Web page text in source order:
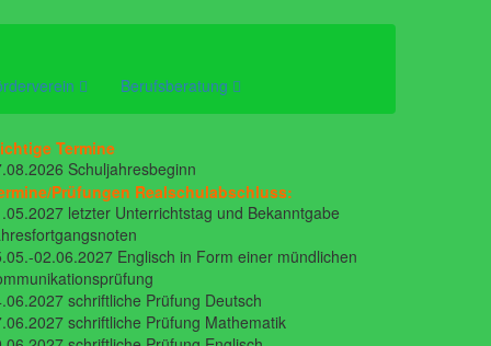
Berufsberatung
Termine
Schuljahresbeginn
Prüfungen Realschulabschluss:
letzter Unterrichtstag und Bekanntgabe
02.06.2027 Englisch in Form einer mündlichen
schriftliche Prüfung Deutsch
schriftliche Prüfung Mathematik